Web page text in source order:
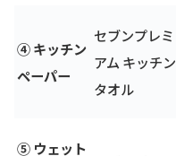
④ キッチン
ペーパー
セブンプレミ
アム キッチン
タオル
⑤ ウェット